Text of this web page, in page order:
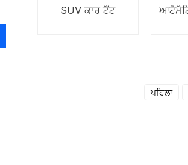
SUV ਕਾਰ ਟੈਂਟ
ਪਹਿਲਾ